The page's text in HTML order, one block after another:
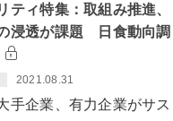
ティ特集：取組み推進、
浸透が課題 日食動向調
2021.08.31
手企業、有力企業がサス